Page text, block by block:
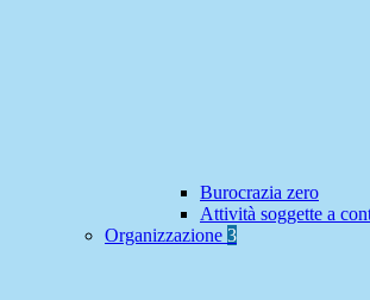
Burocrazia zero
Attività soggette a
Organizzazione 3